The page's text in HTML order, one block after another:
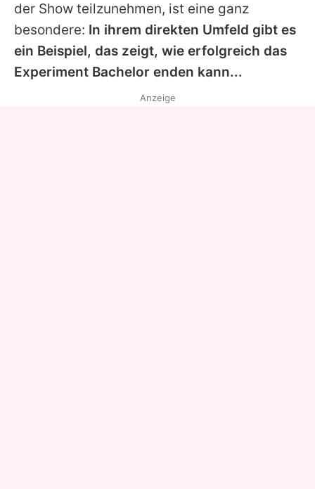
Impressum
Datenschutzerklärung
der Show teilzunehmen, ist eine ganz
besondere: In ihrem direkten Umfeld gibt es
ein Beispiel, das zeigt, wie erfolgreich das
Experiment Bachelor enden kann...
Anzeige